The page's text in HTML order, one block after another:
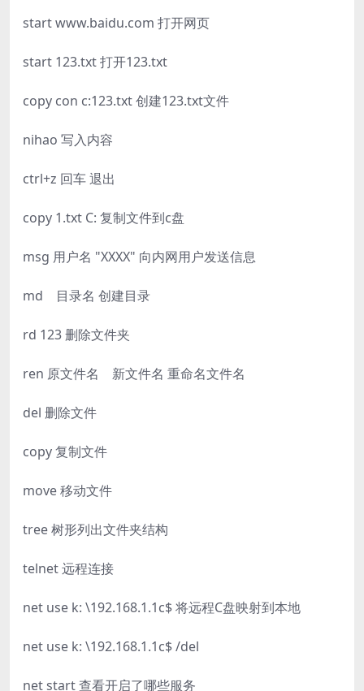
start www.baidu.com 打开网页
start 123.txt 打开123.txt
copy con c:123.txt 创建123.txt文件
nihao 写入内容
ctrl+z 回车 退出
copy 1.txt C: 复制文件到c盘
msg 用户名 "XXXX" 向内网用户发送信息
md 目录名 创建目录
rd 123 删除文件夹
ren 原文件名 新文件名 重命名文件名
del 删除文件
copy 复制文件
move 移动文件
tree 树形列出文件夹结构
telnet 远程连接
net use k: \192.168.1.1c$ 将远程C盘映射到本地
net use k: \192.168.1.1c$ /del
net start 查看开启了哪些服务